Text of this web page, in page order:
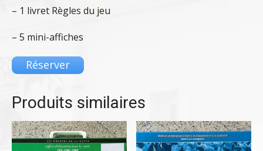
– 1 livret Règles du jeu
– 5 mini-affiches
Réserver
Produits similaires